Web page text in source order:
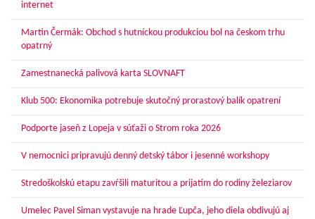
internet
Martin Čermák: Obchod s hutníckou produkciou bol na českom trhu
opatrný
Zamestnanecká palivová karta SLOVNAFT
Klub 500: Ekonomika potrebuje skutočný prorastový balík opatrení
Podporte jaseň z Lopeja v súťaži o Strom roka 2026
V nemocnici pripravujú denný detský tábor i jesenné workshopy
Stredoškolskú etapu zavŕšili maturitou a prijatím do rodiny železiarov
Umelec Pavel Siman vystavuje na hrade Ľupča, jeho diela obdivujú aj